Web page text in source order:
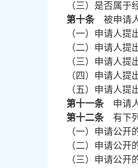
（三）是否属于
第十条被申请人
（一）申请人
（二）申请人提
（三）申请人
（四）申请人
（五）申请人
第十一条申请人
第十二条有下列
（一）申请公开
（二）申请公
（三）申请公